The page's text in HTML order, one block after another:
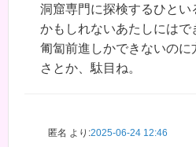
洞窟専門に探検するひとい
かもしれないあたしにはで
匍匐前進しかできないのに
さとか、駄目ね。
匿名 より:2025-06-24 12:46